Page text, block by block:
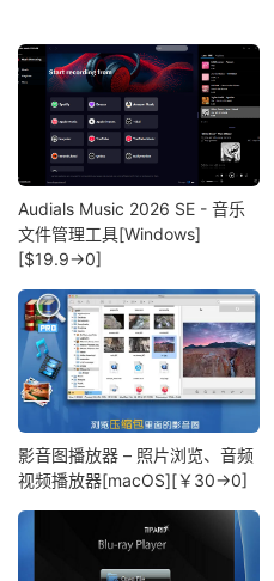
Audials Music 2026 SE - 音乐
文件管理工具[Windows]
[$19.9→0]
影音图播放器 – 照片浏览、音频
视频播放器[macOS][￥30→0]